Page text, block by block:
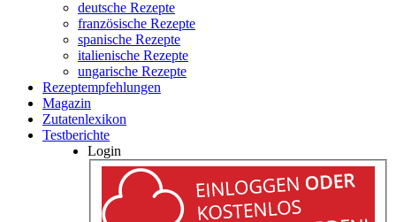
deutsche Rezepte
französische Rezepte
spanische Rezepte
italienische Rezepte
ungarische Rezepte
Rezeptempfehlungen
Magazin
Zutatenlexikon
Testberichte
Login